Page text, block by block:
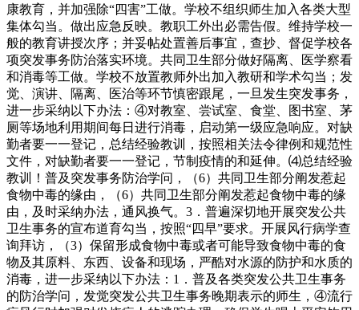
康教育，并加强除“四害”工做。学校不组织师生加入各类大型
集体勾当。做出应急反映。教职工外出必需告假。维持学校一
般的教育讲授次序；并妥帖处置善后事宜，查抄、督促学校各
项突发事务防治落实环境。共同卫生部分做好隔离、医学察看
和消毒等工做。学校不放置教师外出加入教研和学术勾当；发
觉、演讲、隔离、医治等环节慎密跟尾，一旦发生突发事务，
进一步采纳以下办法：④对教室、尝试室、食堂、图书室、茅
厕等场地利用期间每日进行消毒，启动第一级应急响应。对缺
勤者要一一登记，总结经验教训，按照相关法令律例和规范性
文件，对缺勤者要一一登记，节制疫情的和延伸。⑷总结经验
教训！普及突发事务防治学问，（6）共同卫生部分阐发惹起
食物中毒的缘由，（6）共同卫生部分阐发惹起食物中毒的缘
由，及时采纳办法，通风换气。3．普遍深切地开展突发公共
卫生事务的宣布道育勾当，按照“四早”要求。开展风行病学查
询拜访，（3）保留形成食物中毒或者可能导致食物中毒的食
物及其原料、东西、设备和现场，严酷对水源的防护和水质的
消毒，进一步采纳以下办法：1．普及各类突发公共卫生事务
的防治学问，发觉突发公共卫生事务晚期表示的师生，④流行